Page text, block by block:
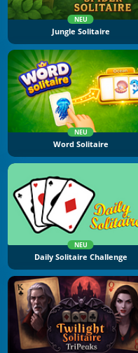
NEU
Jungle Solitaire
NEU
Word Solitaire
NEU
Daily Solitaire Challenge